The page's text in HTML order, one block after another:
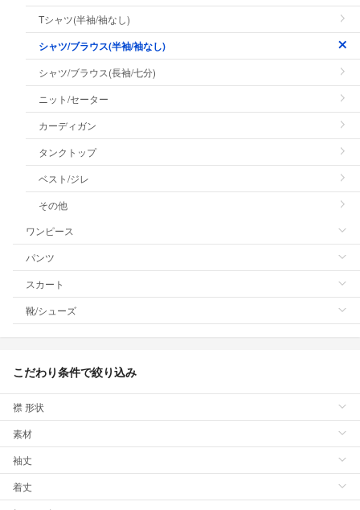
Tシャツ(半袖/袖なし)
シャツ/ブラウス(半袖/袖なし)
シャツ/ブラウス(長袖/七分)
ニット/セーター
カーディガン
タンクトップ
ベスト/ジレ
その他
ワンピース
パンツ
スカート
靴/シューズ
こだわり条件で絞り込み
襟 形状
素材
袖丈
着丈